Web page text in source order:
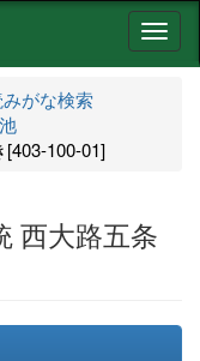
ナ
ビ
がな検索
100-01]
西大路五条